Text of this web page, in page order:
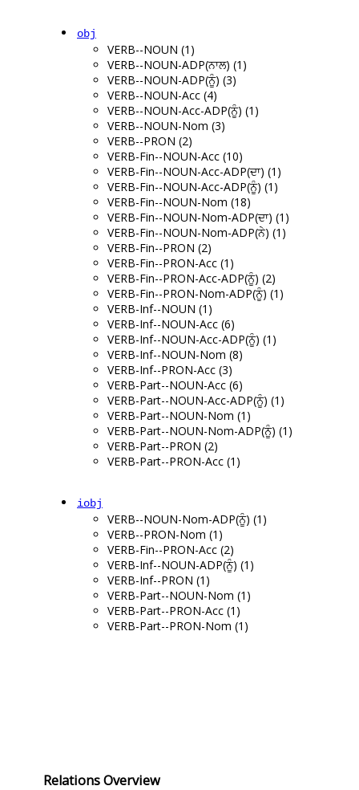
obj
VERB--NOUN (1)
VERB--NOUN-ADP(ਨਾਲ) (1)
VERB--NOUN-ADP(ਨੂੰ) (3)
VERB--NOUN-Acc (4)
VERB--NOUN-Acc-ADP(ਨੂੰ) (1)
VERB--NOUN-Nom (3)
VERB--PRON (2)
VERB-Fin--NOUN-Acc (10)
VERB-Fin--NOUN-Acc-ADP(ਦਾ) (1)
VERB-Fin--NOUN-Acc-ADP(ਨੂੰ) (1)
VERB-Fin--NOUN-Nom (18)
VERB-Fin--NOUN-Nom-ADP(ਦਾ) (1)
VERB-Fin--NOUN-Nom-ADP(ਨੇ) (1)
VERB-Fin--PRON (2)
VERB-Fin--PRON-Acc (1)
VERB-Fin--PRON-Acc-ADP(ਨੂੰ) (2)
VERB-Fin--PRON-Nom-ADP(ਨੂੰ) (1)
VERB-Inf--NOUN (1)
VERB-Inf--NOUN-Acc (6)
VERB-Inf--NOUN-Acc-ADP(ਨੂੰ) (1)
VERB-Inf--NOUN-Nom (8)
VERB-Inf--PRON-Acc (3)
VERB-Part--NOUN-Acc (6)
VERB-Part--NOUN-Acc-ADP(ਨੂੰ) (1)
VERB-Part--NOUN-Nom (1)
VERB-Part--NOUN-Nom-ADP(ਨੂੰ) (1)
VERB-Part--PRON (2)
VERB-Part--PRON-Acc (1)
iobj
VERB--NOUN-Nom-ADP(ਨੂੰ) (1)
VERB--PRON-Nom (1)
VERB-Fin--PRON-Acc (2)
VERB-Inf--NOUN-ADP(ਨੂੰ) (1)
VERB-Inf--PRON (1)
VERB-Part--NOUN-Nom (1)
VERB-Part--PRON-Acc (1)
VERB-Part--PRON-Nom (1)
Relations Overview